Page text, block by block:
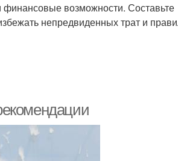
возможности. Составьте
непредвиденных трат и